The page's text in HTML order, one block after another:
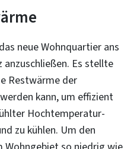
neue Wohnquartier ans
Es stellte
Restwärme der
kann, um effizient
Hochtemperatur-
zu kühlen. Um den